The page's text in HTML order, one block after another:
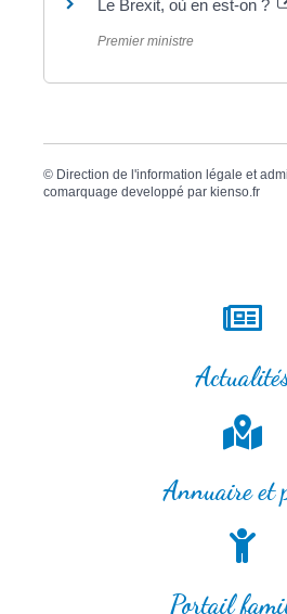
Le Brexit, où en est-on ?
Premier ministre
© Direction de l'information légale et
comarquage developpé par kienso.fr
Annuaire et
Portail